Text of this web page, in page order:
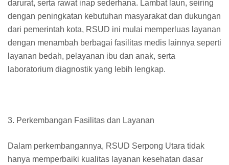
darurat, serta rawat inap sederhana. Lambat laun, seiring
dengan peningkatan kebutuhan masyarakat dan dukungan
dari pemerintah kota, RSUD ini mulai memperluas layanan
dengan menambah berbagai fasilitas medis lainnya seperti
layanan bedah, pelayanan ibu dan anak, serta
laboratorium diagnostik yang lebih lengkap.
3. Perkembangan Fasilitas dan Layanan
Dalam perkembangannya, RSUD Serpong Utara tidak
hanya memperbaiki kualitas layanan kesehatan dasar